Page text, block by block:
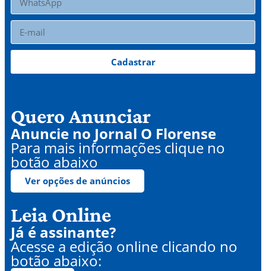
Cadastrar
Quero Anunciar
Anuncie no Jornal O Florense
Para mais informações clique no
botão abaixo
Ver opções de anúncios
Leia Online
Já é assinante?
Acesse a edição online clicando no
botão abaixo: